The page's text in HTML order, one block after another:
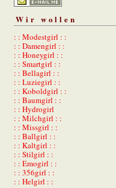
Wir wollen
: : Modestgirl : :
: : Damengirl : :
: : Honeygirl : :
: : Smartgirl : :
: : Bellagirl : :
: : Luziegirl : :
: : Koboldgirl : :
: : Baumgirl : :
: : Hydrogirl
: : Milchgirl : :
: : Missgirl : :
: : Ballgirl : :
: : Kaltgirl : :
: : Stilgirl : :
: : Emogirl : :
: : 356girl : :
: : Helgirl : :